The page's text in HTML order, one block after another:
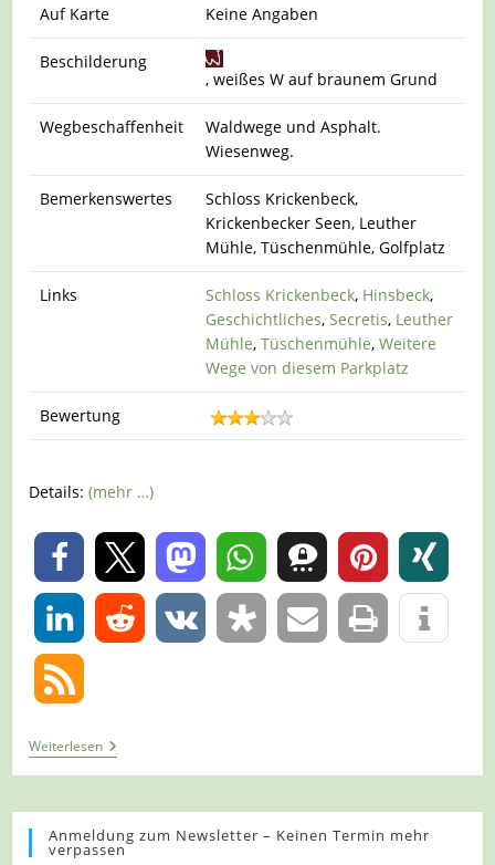
Auf Karte Keine Angaben
Beschilderung
, weißes W auf braunem Grund
Wegbeschaffenheit
Waldwege und Asphalt.
Wiesenweg.
Bemerkenswertes
Schloss Krickenbeck,
Krickenbecker Seen, Leuther
Mühle, Tüschenmühle, Golfplatz
Links Schloss Krickenbeck, Hinsbeck,
Geschichtliches,Secretis, Leuther
Mühle,Tüschenmühle,Weitere
Wege von diesem Parkplatz
Bewertung
Details:(mehr …)
0
0
WeiterlesenTour
1142
–
Hinsbeck
–
Leichte.Wander.Welt
Anmeldung zum Newsletter – Keinen Termin mehr
verpassen